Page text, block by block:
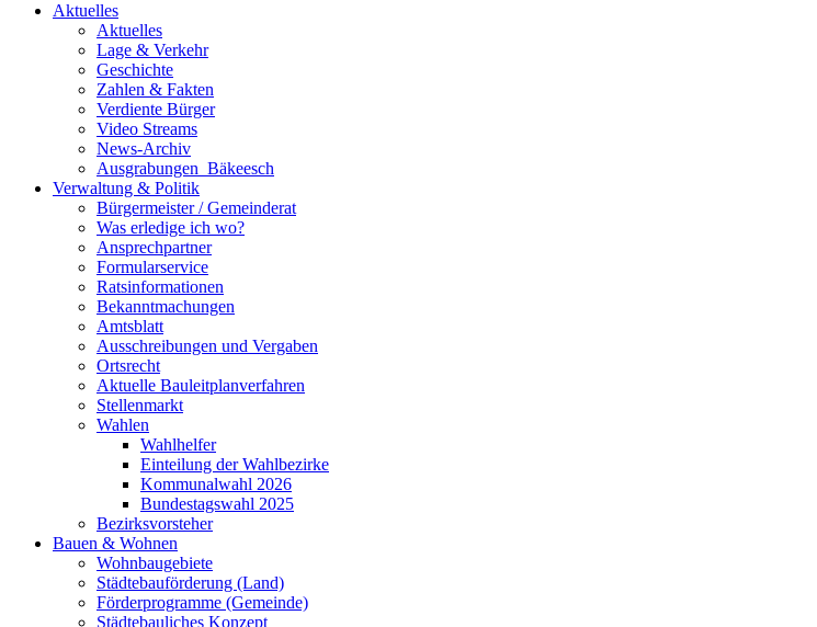
Aktuelles
Aktuelles
Lage & Verkehr
Geschichte
Zahlen & Fakten
Verdiente Bürger
Video Streams
News-Archiv
Ausgrabungen_Bäkeesch
Verwaltung & Politik
Bürgermeister / Gemeinderat
Was erledige ich wo?
Ansprechpartner
Formularservice
Ratsinformationen
Bekanntmachungen
Amtsblatt
Ausschreibungen und Vergaben
Ortsrecht
Aktuelle Bauleitplanverfahren
Stellenmarkt
Wahlen
Wahlhelfer
Einteilung der Wahlbezirke
Kommunalwahl 2026
Bundestagswahl 2025
Bezirksvorsteher
Bauen & Wohnen
Wohnbaugebiete
Städtebauförderung (Land)
Förderprogramme (Gemeinde)
Städtebauliches Konzept